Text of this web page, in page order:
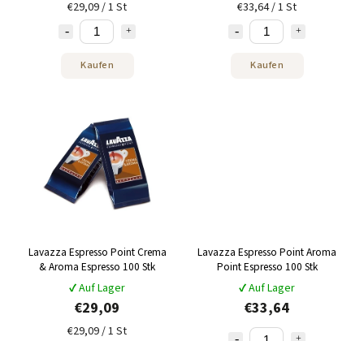
€29,09 / 1 St
Kaufen
€33,64 / 1 St
Kaufen
Lavazza Espresso Point Crema
& Aroma Espresso 100 Stk
✔ Auf Lager
€29,09
€29,09 / 1 St
Lavazza Espresso Point Aroma
Point Espresso 100 Stk
✔ Auf Lager
€33,64